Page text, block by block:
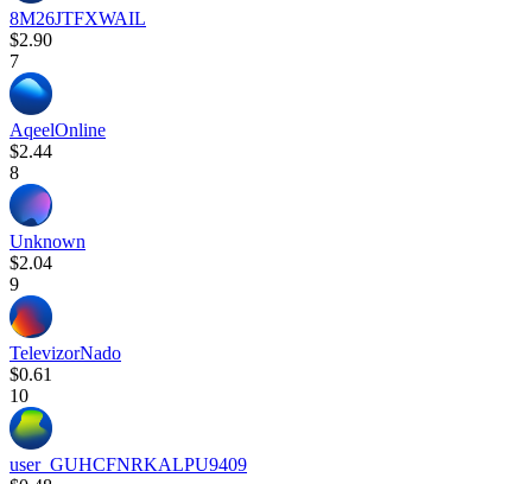
8M26JTFXWAIL
$2.90
7
AqeelOnline
$2.44
8
Unknown
$2.04
9
TelevizorNado
$0.61
10
user_GUHCFNRKALPU9409